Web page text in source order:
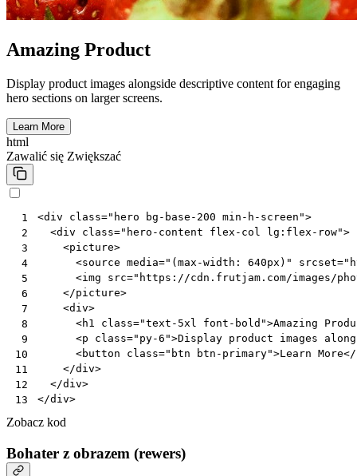
Amazing Product
Display product images alongside descriptive content for engaging
hero sections on larger screens.
Learn More
html
Zawalić się Zwiększać
1
2
3
4
5
6
7
8
9
10
11
12
13
<div class="hero bg-base-200 min-h-screen">
<div class="hero-content flex-col lg:flex-row">
<picture>
<source media="(max-width: 640px)" srcset=
<img src="https://cdn.frutjam.com/images/
</picture>
<div>
<h1 class="text-5xl font-bold">Amazing
<p class="py-6">Display product images
<button class="btn btn-primary">Learn More</
</div>
</div>
</div>
Zobacz kod
Bohater z obrazem (rewers)